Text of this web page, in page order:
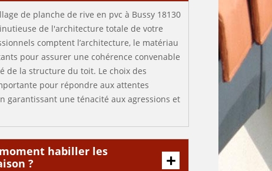
de planche de rive en pvc à Bussy 18130
de l'architecture totale de votre
comptent l’architecture, le matériau
pour assurer une cohérence convenable
de la structure du toit. Le choix des
pour répondre aux attentes
garantissant une ténacité aux agressions et
habiller les
?